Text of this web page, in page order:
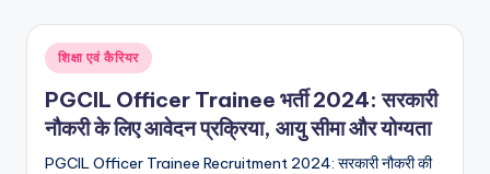
और
विश्व
Posted
in
शिक्षा एवं कैरियर
PGCIL Officer Trainee भर्ती 2024: सरकारी
नौकरी के लिए आवेदन प्रक्रिया, आयु सीमा और योग्यता
PGCIL Officer Trainee Recruitment 2024: सरकारी नौकरी की